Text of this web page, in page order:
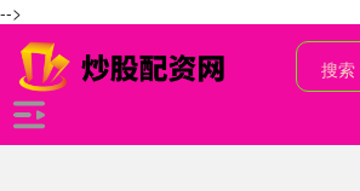
-->